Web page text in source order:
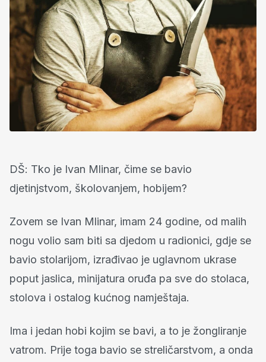
DŠ: Tko je Ivan Mlinar, čime se bavio
djetinjstvom, školovanjem, hobijem?
Zovem se Ivan Mlinar, imam 24 godine, od malih
nogu volio sam biti sa djedom u radionici, gdje se
bavio stolarijom, izrađivao je uglavnom ukrase
poput jaslica, minijatura oruđa pa sve do stolaca,
stolova i ostalog kućnog namještaja.
Ima i jedan hobi kojim se bavi, a to je žongliranje
vatrom. Prije toga bavio se streličarstvom, a onda